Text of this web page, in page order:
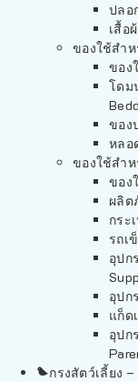
ปลอ
เสื้อ
ของใช้สำห
ของ
โดม
ของ
หลอ
ของใช้สำห
ของ
ผลิต
กระ
รถเ
อุปก
อุปก
แก็ด
อุปก
กรงสัตว์เลี้ยง